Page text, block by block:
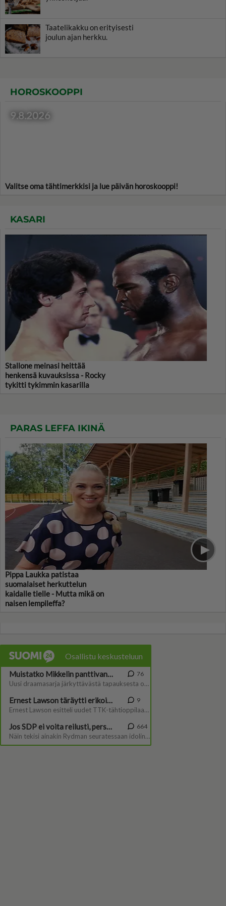
Taatelikakku on erityisesti
joulun ajan herkku.
HOROSKOOPPI
9.8.2026
Valitse oma tähtimerkkisi ja lue päivän horoskooppi!
KASARI
Stallone meinasi heittää
henkensä kuvauksissa - Rocky
tykitti tykimmin kasarilla
PARAS LEFFA IKINÄ
Pippa Laukka patistaa
suomalaiset herkuttelun
kaidalle tielle - Mutta mikä on
naisen lempileffa?